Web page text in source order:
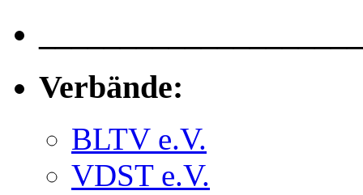
Verbände:
BLTV e.V.
VDST e.V.